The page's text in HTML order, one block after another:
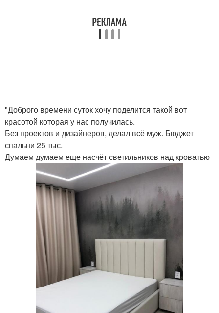
"Доброго времени суток хочу поделится такой вот
красотой которая у нас получилась.
Без проектов и дизайнеров, делал всё муж. Бюджет
спальни 25 тыс.
Думаем думаем еще насчёт светильников над кроватью